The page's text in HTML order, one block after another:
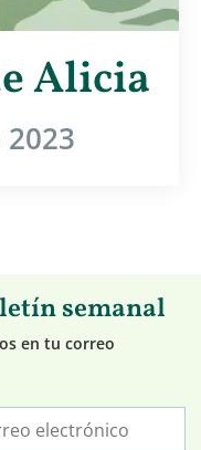
Alicia
semanal
en tu correo